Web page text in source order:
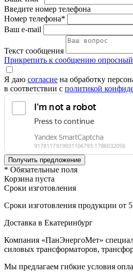
Введите номер телефона
Номер телефона*
Ваш e-mail
Текст сообщения
Прикрепить к сообщению
Я даю согласие на обработку
в соответствии с политикой
* Обязательные поля
Корзина пуста
Сроки изготовления
Сроки изготовления продукции от
Доставка в Екатеринбург
Компания «ПанЭнергоМет»
силовых трансформаторов,
Мы предлагаем гибкие условия